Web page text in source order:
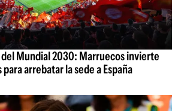
del Mundial 2030: Marruecos invierte
arrebatar la sede a España